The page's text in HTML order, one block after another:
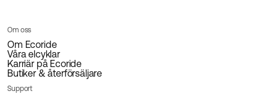
Om oss
Om Ecoride
Våra elcyklar
Karriär på Ecoride
Butiker & återförsäljare
Support